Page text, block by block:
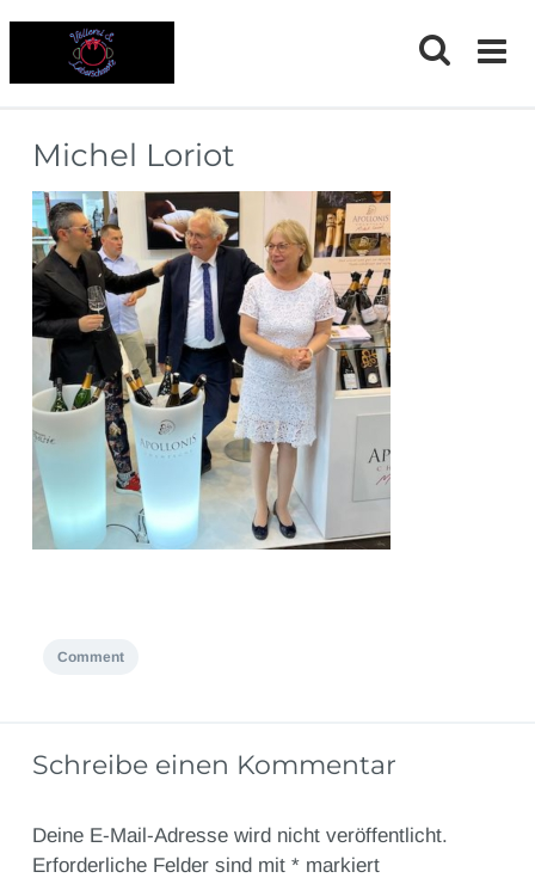
Michel Loriot
Comment
Schreibe einen Kommentar
Deine E-Mail-Adresse wird nicht veröffentlicht.
Erforderliche Felder sind mit *markiert